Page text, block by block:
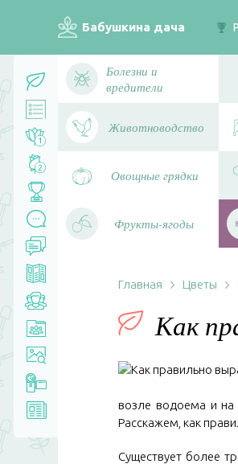
Бабушкина дача
1
2
Болезни и
вредители
Животноводство
Овощные грядки
Фрукты-ягоды
Главная Цветы
Как
возле водоема и на
Расскажем, как
Существует более